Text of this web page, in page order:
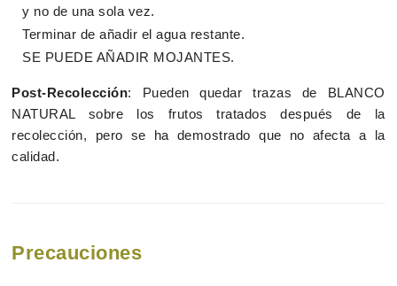
y no de una sola vez.
Terminar de añadir el agua restante.
SE PUEDE AÑADIR MOJANTES.
Post-Recolección: Pueden quedar trazas de BLANCO
NATURAL sobre los frutos tratados después de la
recolección, pero se ha demostrado que no afecta a la
calidad.
Precauciones